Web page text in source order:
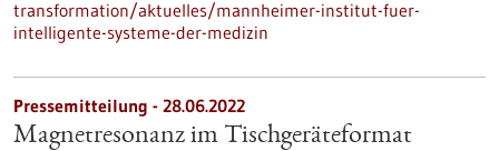
transformation/aktuelles/mannheimer-institut-fuer-
intelligente-systeme-der-medizin
Pressemitteilung - 28.06.2022
Magnetresonanz im Tischgeräteformat